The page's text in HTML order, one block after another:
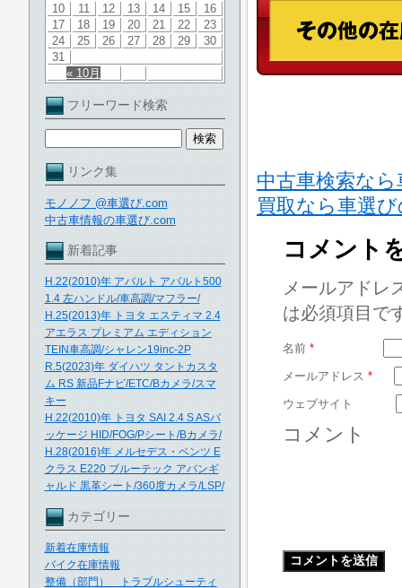
« 10月
10
11 12 13 14 15
16
17
18 19 20 21 22
23
24
25 26 27 28 29
30
31
フリーワード検索
リンク集
モノノフ @車選び.com
中古車情報の車選び.com
新着記事
H.22(2010)年 アバルト アバルト500
1.4 左ハンドル/車高調/マフラー/
H.25(2013)年 トヨタ エスティマ 2.4
アエラス プレミアム エディション
TEIN車高調/シャレン19inc-2P
R.5(2023)年 ダイハツ タントカスタ
ム RS 新品Fナビ/ETC/Bカメラ/スマ
キー
H.22(2010)年 トヨタ SAI 2.4 S ASパ
ッケージ HID/FOG/Pシート/Bカメラ/
H.28(2016)年 メルセデス・ベンツ E
クラス E220 ブルーテック アバンギ
ャルド 黒革シート/360度カメラ/LSP/
カテゴリー
新着在庫情報
バイク在庫情報
整備（部門） トラブルシューティ
中古車検索な
買取なら車選
コメント
メールアドレ
は必須項目で
名前 *
メールアドレス *
ウェブサイト
コメント